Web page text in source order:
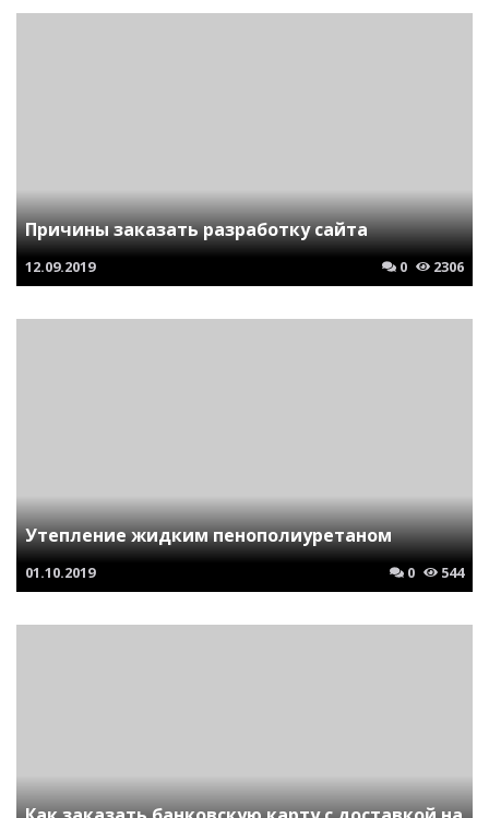
Причины заказать разработку сайта
12.09.2019 0 2306
Утепление жидким пенополиуретаном
01.10.2019 0 544